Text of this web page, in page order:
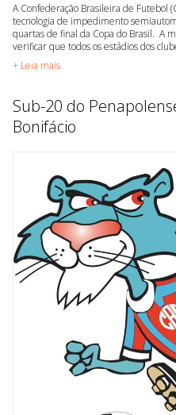
A Confederação Brasileira de Futebol
tecnologia de impedimento
quartas de final da Copa do Brasil. A
verificar que todos os estádios dos
+ Leia mais
Sub-20 do
Bonifácio